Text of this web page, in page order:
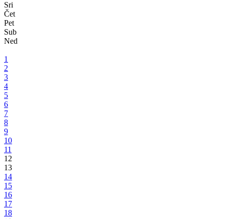
Dan učitelja u BPK Goražde: Prijem za prosvjetne radnike u
ministarstvu
Odato priznanje predanom radu i trudu naših prosvjetnih radnika
04.10.2024